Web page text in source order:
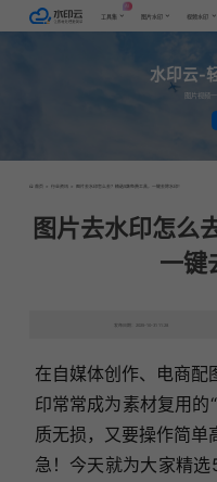
工具集 图片水印 视频水印
水印云-
图片视频
首页 > 行业资讯 > 图片去水印怎么去？精选5款免费工具，一键去除水印！
图片去水印怎么
一键
发布日期：2025-10-31 11:28
在自媒体创作、电商配
印常常成为素材复用的
质无损，又要操作简单
急！今天就为大家精